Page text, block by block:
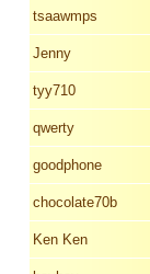
tsaawmps
Jenny
tyy710
qwerty
goodphone
chocolate70b
Ken Ken